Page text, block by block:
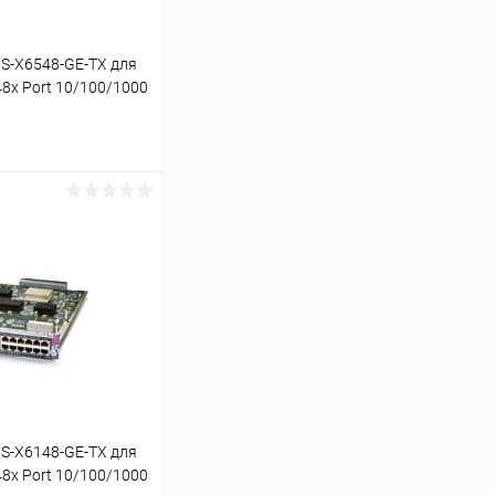
X6548-GE-TX для
Port 10/100/1000
К сравнению
В наличии
X6148-GE-TX для
Port 10/100/1000